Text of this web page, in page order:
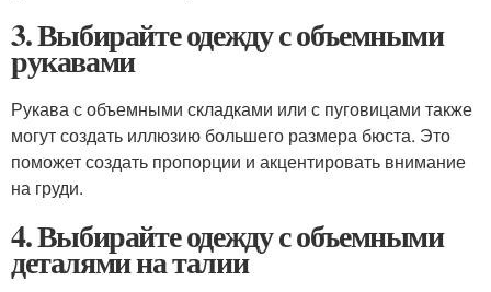
3. Выбирайте одежду с объемными
рукавами
Рукава с объемными складками или с пуговицами также
могут создать иллюзию большего размера бюста. Это
поможет создать пропорции и акцентировать внимание
на груди.
4. Выбирайте одежду с объемными
деталями на талии